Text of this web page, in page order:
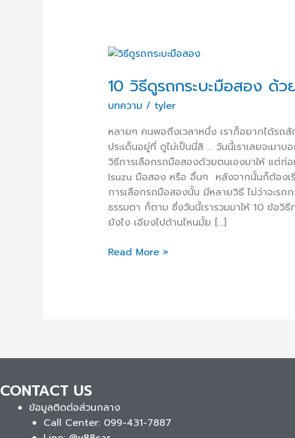
10 วิธีดูรถกระบะมือสอง ด้
บทความ / tyler
หลายๆ คนพอถึงเวลาหนึ่ง เราก็อยากได้รถ
ประเด็นอยู่ที่ ดูไม่เป็นนี่สิ … วันนี้เราเลยจะม
วิธีการเลือกรถมือสองด้วยตนเองมาให้ แต่ก่อ
Isuzu มือสอง หรือ อื่นๆ หลังจากนั้นก็ต้องเริ่
การเลือกรถมือสองนั้น มีหลายวิธี ไม่ว่าจะร
ธรรมดา ก็ตาม ซึ่งวันนี้เรารวมมาให้ 10 ข้อ
ยังไง เอียงไปด้านไหนมั้ย […]
10
ดู
กระบะ
มือ
สอง
ด้วย
ตนเอง
ฉบับ
มือ
อาชีพ
ซื้อ
Read More »
CONTACT US
ข้อมูลติดต่อส่วนกลาง
Call Center: 099-431-7887